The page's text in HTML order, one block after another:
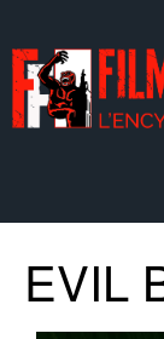
EVIL